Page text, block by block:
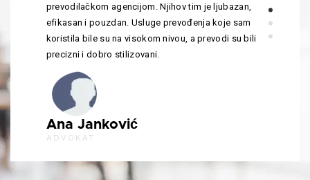
prevodilačkom agencijom. Njihov tim je ljubazan,
efikasan i pouzdan. Usluge prevođenja koje sam
koristila bile su na visokom nivou, a prevodi su bili
precizni i dobro stilizovani.
Ana Janković
ADVOKAT